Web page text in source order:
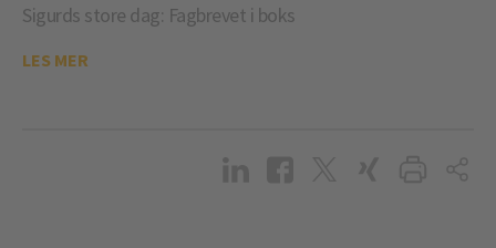
Sigurds store dag: Fagbrevet i boks
LES MER